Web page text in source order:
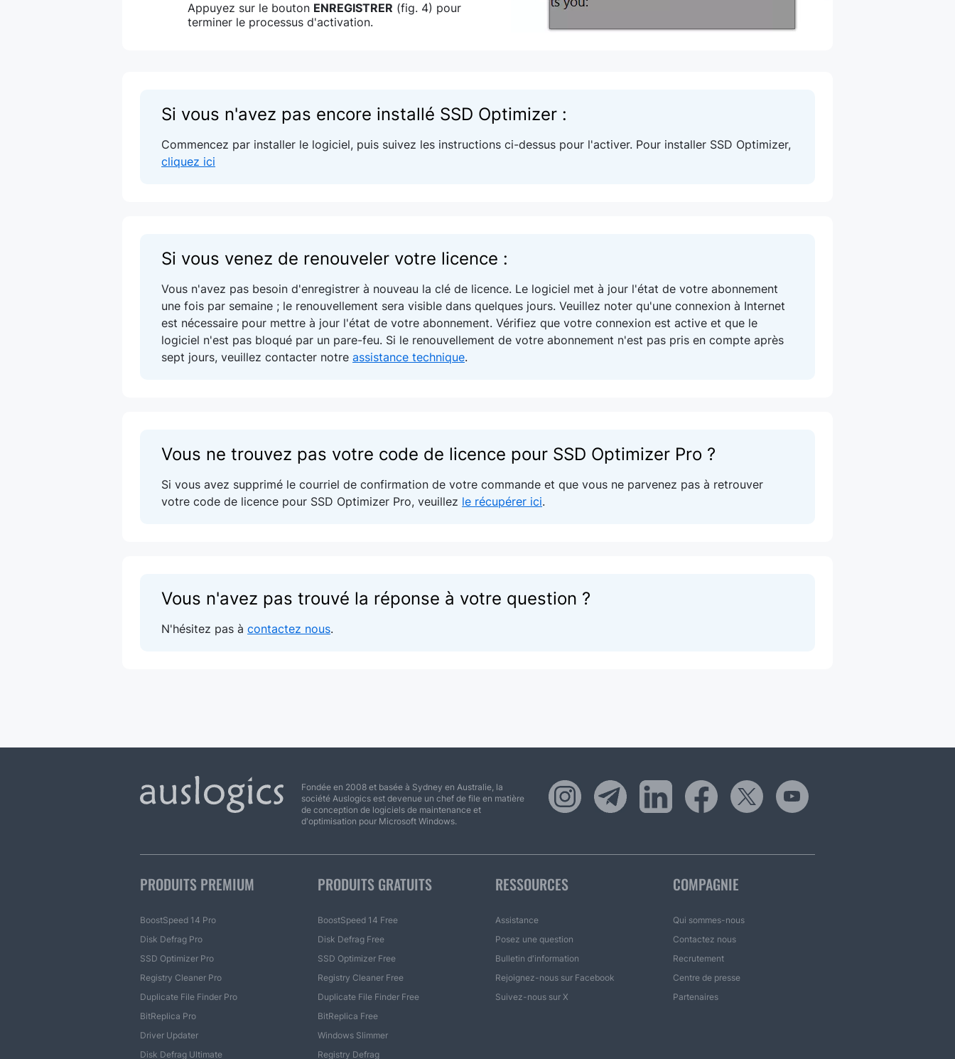
Appuyez sur le bouton ENREGISTRER (fig. 4) pour
terminer le processus d'activation.
Si vous n'avez pas encore installé SSD Optimizer :
Commencez par installer le logiciel, puis suivez les instructions ci-dessus pour l'activer. Pour installer SSD Optimizer,
cliquez ici
Si vous venez de renouveler votre licence :
Vous n'avez pas besoin d'enregistrer à nouveau la clé de licence. Le logiciel met à jour l'état de votre abonnement
une fois par semaine ; le renouvellement sera visible dans quelques jours. Veuillez noter qu'une connexion à Internet
est nécessaire pour mettre à jour l'état de votre abonnement. Vérifiez que votre connexion est active et que le
logiciel n'est pas bloqué par un pare-feu. Si le renouvellement de votre abonnement n'est pas pris en compte après
sept jours, veuillez contacter notre assistance technique.
Vous ne trouvez pas votre code de licence pour SSD Optimizer Pro ?
Si vous avez supprimé le courriel de confirmation de votre commande et que vous ne parvenez pas à retrouver
votre code de licence pour SSD Optimizer Pro, veuillez le récupérer ici.
Vous n'avez pas trouvé la réponse à votre question ?
N'hésitez pas à contactez nous.
Fondée en 2008 et basée à Sydney en Australie, la
société Auslogics est devenue un chef de file en matière
de conception de logiciels de maintenance et
d'optimisation pour Microsoft Windows.
PRODUITS PREMIUM
BoostSpeed 14 Pro
Disk Defrag Pro
SSD Optimizer Pro
Registry Cleaner Pro
Duplicate File Finder Pro
BitReplica Pro
Driver Updater
Disk Defrag Ultimate
PRODUITS GRATUITS
BoostSpeed 14 Free
Disk Defrag Free
SSD Optimizer Free
Registry Cleaner Free
Duplicate File Finder Free
BitReplica Free
Windows Slimmer
Registry Defrag
RESSOURCES
Assistance
Posez une question
Bulletin d'information
Rejoignez-nous sur Facebook
Suivez-nous sur X
COMPAGNIE
Qui sommes-nous
Contactez nous
Recrutement
Centre de presse
Partenaires